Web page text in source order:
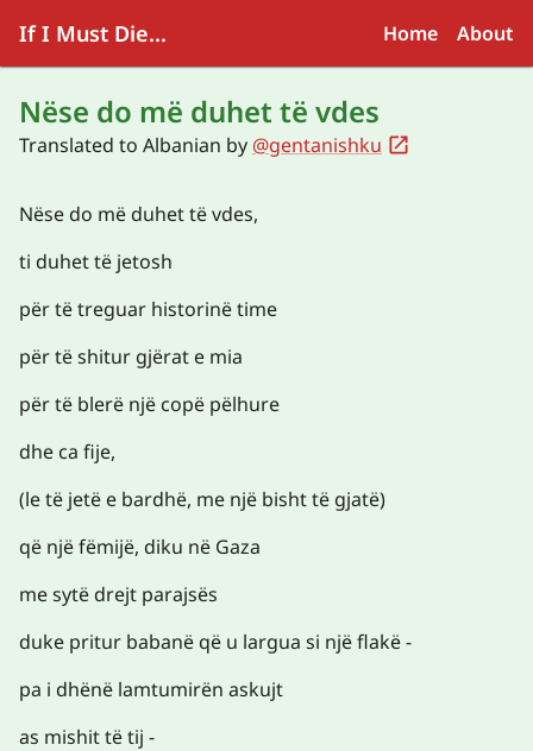
If I Must Die... Home About
Nëse do më duhet të vdes
Translated to Albanian by @gentanishku
Nëse do më duhet të vdes,
ti duhet të jetosh
për të treguar historinë time
për të shitur gjërat e mia
për të blerë një copë pëlhure
dhe ca fije,
(le të jetë e bardhë, me një bisht të gjatë)
që një fëmijë, diku në Gaza
me sytë drejt parajsës
duke pritur babanë që u largua si një flakë -
pa i dhënë lamtumirën askujt
as mishit të tij -